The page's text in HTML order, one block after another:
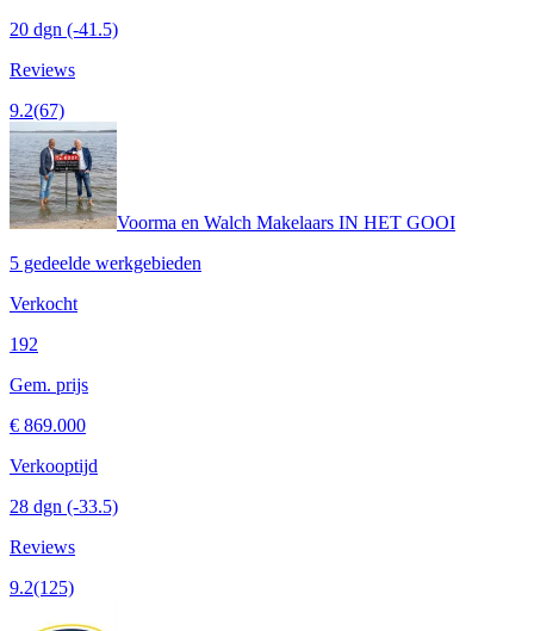
20 dgn (-41.5)
Reviews
9.2(67)
Voorma en Walch Makelaars IN HET GOOI
5 gedeelde werkgebieden
Verkocht
192
Gem. prijs
€ 869.000
Verkooptijd
28 dgn (-33.5)
Reviews
9.2(125)